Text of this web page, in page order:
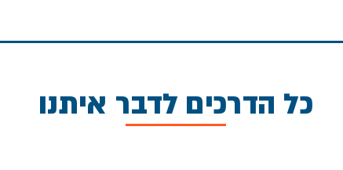
כל הדרכים לדבר איתנו